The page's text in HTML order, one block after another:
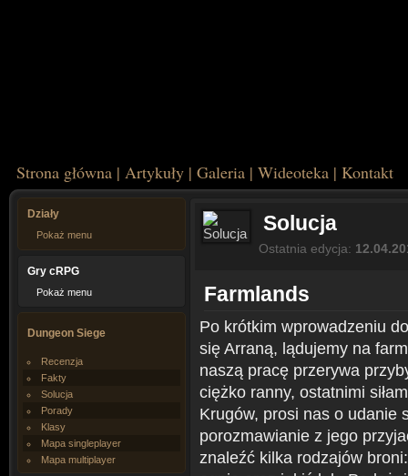
Strona główna | Artykuły | Galeria | Wideoteka | Kontakt
Działy
Pokaż menu
Gry cRPG
Pokaż menu
Dungeon Siege
Recenzja
Fakty
Solucja
Porady
Klasy
Mapa singleplayer
Mapa multiplayer
Solucja
Ostatnia edycja:
Farmlands
Po krótkim wprowadzeniu
się Arraną, lądujemy na
naszą pracę przerywa
ciężko ranny, ostatnimi
Krugów, prosi nas o udanie
porozmawianie z jego
znaleźć kilka rodzajów